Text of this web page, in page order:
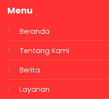
Menu
Beranda
Tentang Kami
Berita
Layanan